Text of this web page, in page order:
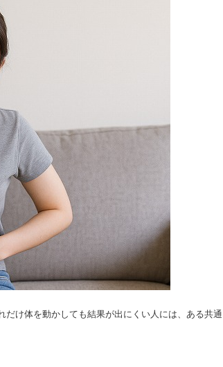
け体を動かしても結果が出にくい人には、ある共通